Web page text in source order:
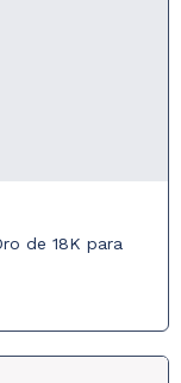
de 18K para